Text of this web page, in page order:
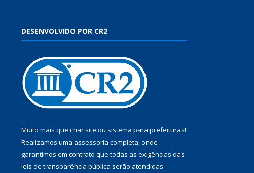
DESENVOLVIDO POR CR2
Muito mais que criar site ou sistema para prefeituras!
Realizamos uma assessoria completa, onde
garantimos em contrato que todas as exigências das
leis de transparência pública serão atendidas.